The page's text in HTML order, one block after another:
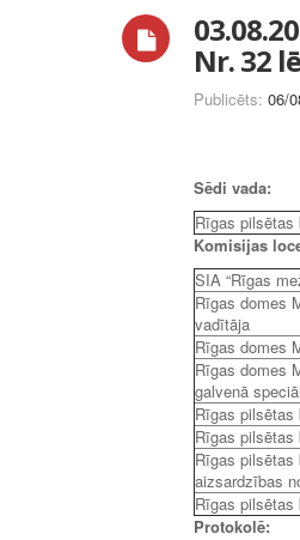
Nr. 32
Publicēts: 06/
Sēdi vada:
Rīgas
Komisijas
SIA “Rīgas
Rīgas domes
vadītāja
Rīgas domes
Rīgas domes
galvenā
Rīgas pilsētas
Rīgas pilsētas
Rīgas pilsētas
aizsardzības
Rīgas pilsētas
Protokolē: